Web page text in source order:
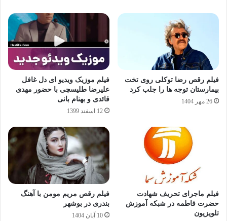
فیلم رقص رضا توکلی روی تخت
بیمارستان توجه ها را جلب کرد
26 مهر 1404
فیلم موزیک ویدیو ای دل غافل
علیرضا طلیسچی با حضور مهدی
قائدی و بهنام بانی
12 اسفند 1399
فیلم ماجرای تحریف شهادت
حضرت فاطمه در شبکه آموزش
تلویزیون
فیلم رقص مریم مومن با آهنگ
بندری در بوشهر
10 آبان 1404